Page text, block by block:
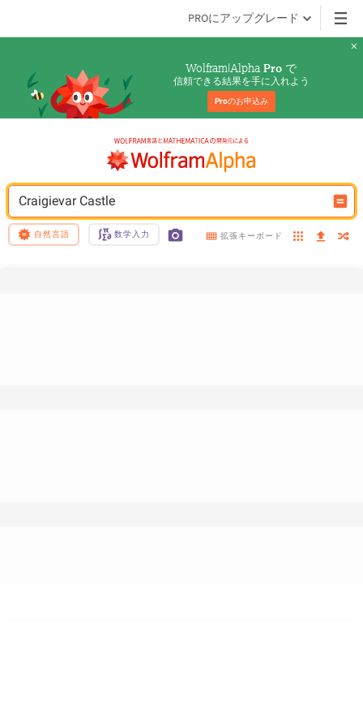
PROにアップグレード
Wolfram|Alpha Pro で
信頼できる結果を手に入れよう
Proのお申込み
Craigievar Castle
自然言語 数学入力 拡張キーボード